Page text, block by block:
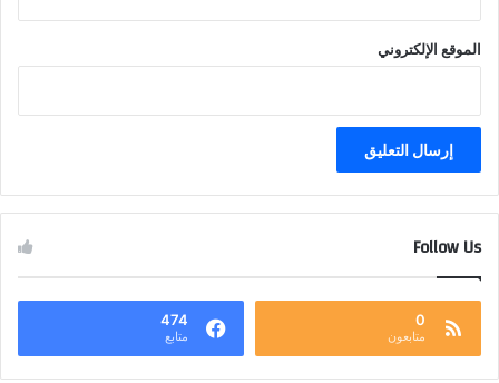
الموقع الإلكتروني
Follow Us
0
متابعون
474
متابع